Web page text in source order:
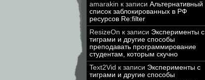
amarakin к записи Альтернативный
список заблокированных в РФ
ресурсов Re:filter
ResizeOn к записи Эксперименты с
тиграми и другие способы
преподавать программирование
студентам, которым скучно
Text2Vid к записи Эксперименты с
тиграми и другие способы